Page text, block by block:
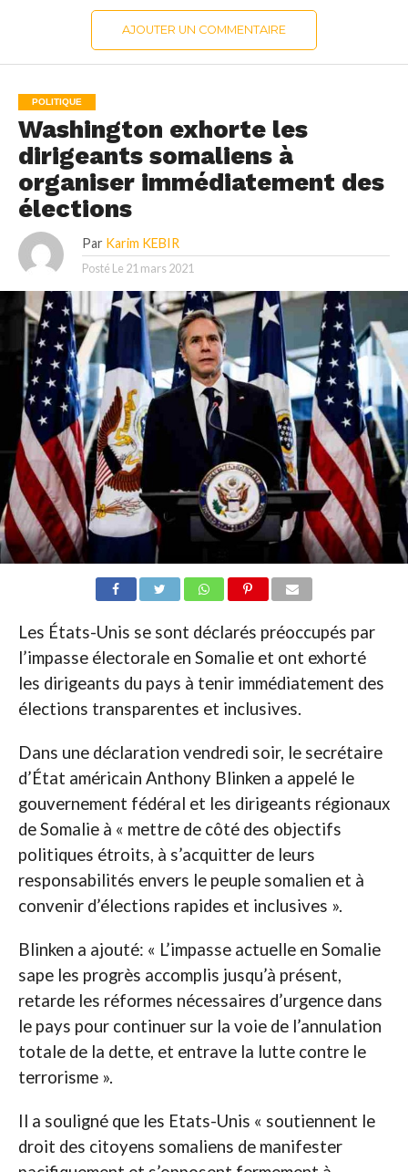
AJOUTER UN COMMENTAIRE
POLITIQUE
Washington exhorte les
dirigeants somaliens à
organiser immédiatement des
élections
Par Karim KEBIR
Posté Le 21 mars 2021
Les États-Unis se sont déclarés préoccupés par
l’impasse électorale en Somalie et ont exhorté
les dirigeants du pays à tenir immédiatement des
élections transparentes et inclusives.
Dans une déclaration vendredi soir, le secrétaire
d’État américain Anthony Blinken a appelé le
gouvernement fédéral et les dirigeants régionaux
de Somalie à « mettre de côté des objectifs
politiques étroits, à s’acquitter de leurs
responsabilités envers le peuple somalien et à
convenir d’élections rapides et inclusives ».
Blinken a ajouté: « L’impasse actuelle en Somalie
sape les progrès accomplis jusqu’à présent,
retarde les réformes nécessaires d’urgence dans
le pays pour continuer sur la voie de l’annulation
totale de la dette, et entrave la lutte contre le
terrorisme ».
Il a souligné que les Etats-Unis « soutiennent le
droit des citoyens somaliens de manifester